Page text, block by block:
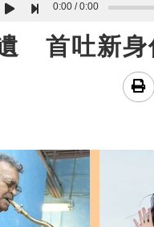
0:00 0:00
首吐新身